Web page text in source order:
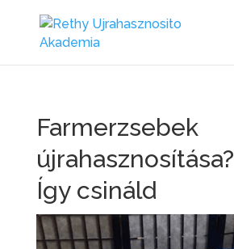
Farmerzsebek
Így csináld